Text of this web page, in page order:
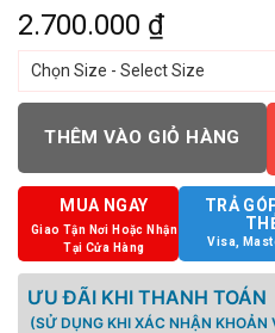
2.700.000 ₫
THÊM VÀO GIỎ HÀNG
MUA NGAY
Giao Tận Nơi Hoặc Nhận
Tại Cửa Hàng
TRẢ
Visa,
ƯU ĐÃI KHI THANH TOÁN
(SỬ DỤNG KHI XÁC NHẬN KHOẢN